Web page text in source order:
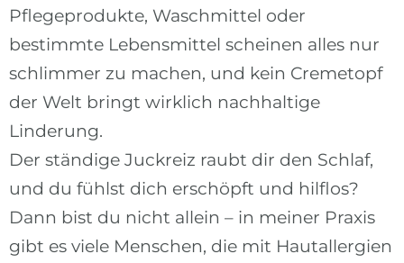
Pflegeprodukte, Waschmittel oder
bestimmte Lebensmittel scheinen alles nur
schlimmer zu machen, und kein Cremetopf
der Welt bringt wirklich nachhaltige
Linderung.
Der ständige Juckreiz raubt dir den Schlaf,
und du fühlst dich erschöpft und hilflos?
Dann bist du nicht allein – in meiner Praxis
gibt es viele Menschen, die mit Hautallergien